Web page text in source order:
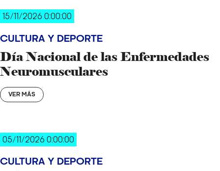
15/11/2026 0:00:00
CULTURA Y DEPORTE
Día Nacional de las Enfermedades
Neuromusculares
VER MÁS
05/11/2026 0:00:00
CULTURA Y DEPORTE